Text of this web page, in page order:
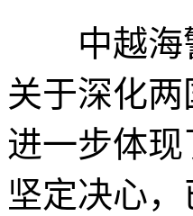
中越海警
关于深化
进一步体
坚定决心